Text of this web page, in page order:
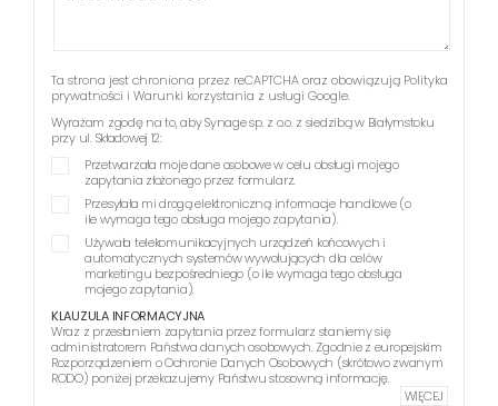
Ta strona jest chroniona przez reCAPTCHA oraz obowiązują Polityka
prywatności i Warunki korzystania z usługi Google.
Wyrażam zgodę na to, aby Synage sp. z o.o. z siedzibą w Białymstoku
przy ul. Składowej 12:
Przetwarzała moje dane osobowe w celu obsługi mojego
zapytania złożonego przez formularz.
Przesyłała mi drogą elektroniczną informacje handlowe (o
ile wymaga tego obsługa mojego zapytania).
Używała telekomunikacyjnych urządzeń końcowych i
automatycznych systemów wywołujących dla celów
marketingu bezpośredniego (o ile wymaga tego obsługa
mojego zapytania).
KLAUZULA INFORMACYJNA
Wraz z przesłaniem zapytania przez formularz staniemy się
administratorem Państwa danych osobowych. Zgodnie z europejskim
Rozporządzeniem o Ochronie Danych Osobowych (skrótowo zwanym
RODO) poniżej przekazujemy Państwu stosowną informację.
WIĘCEJ